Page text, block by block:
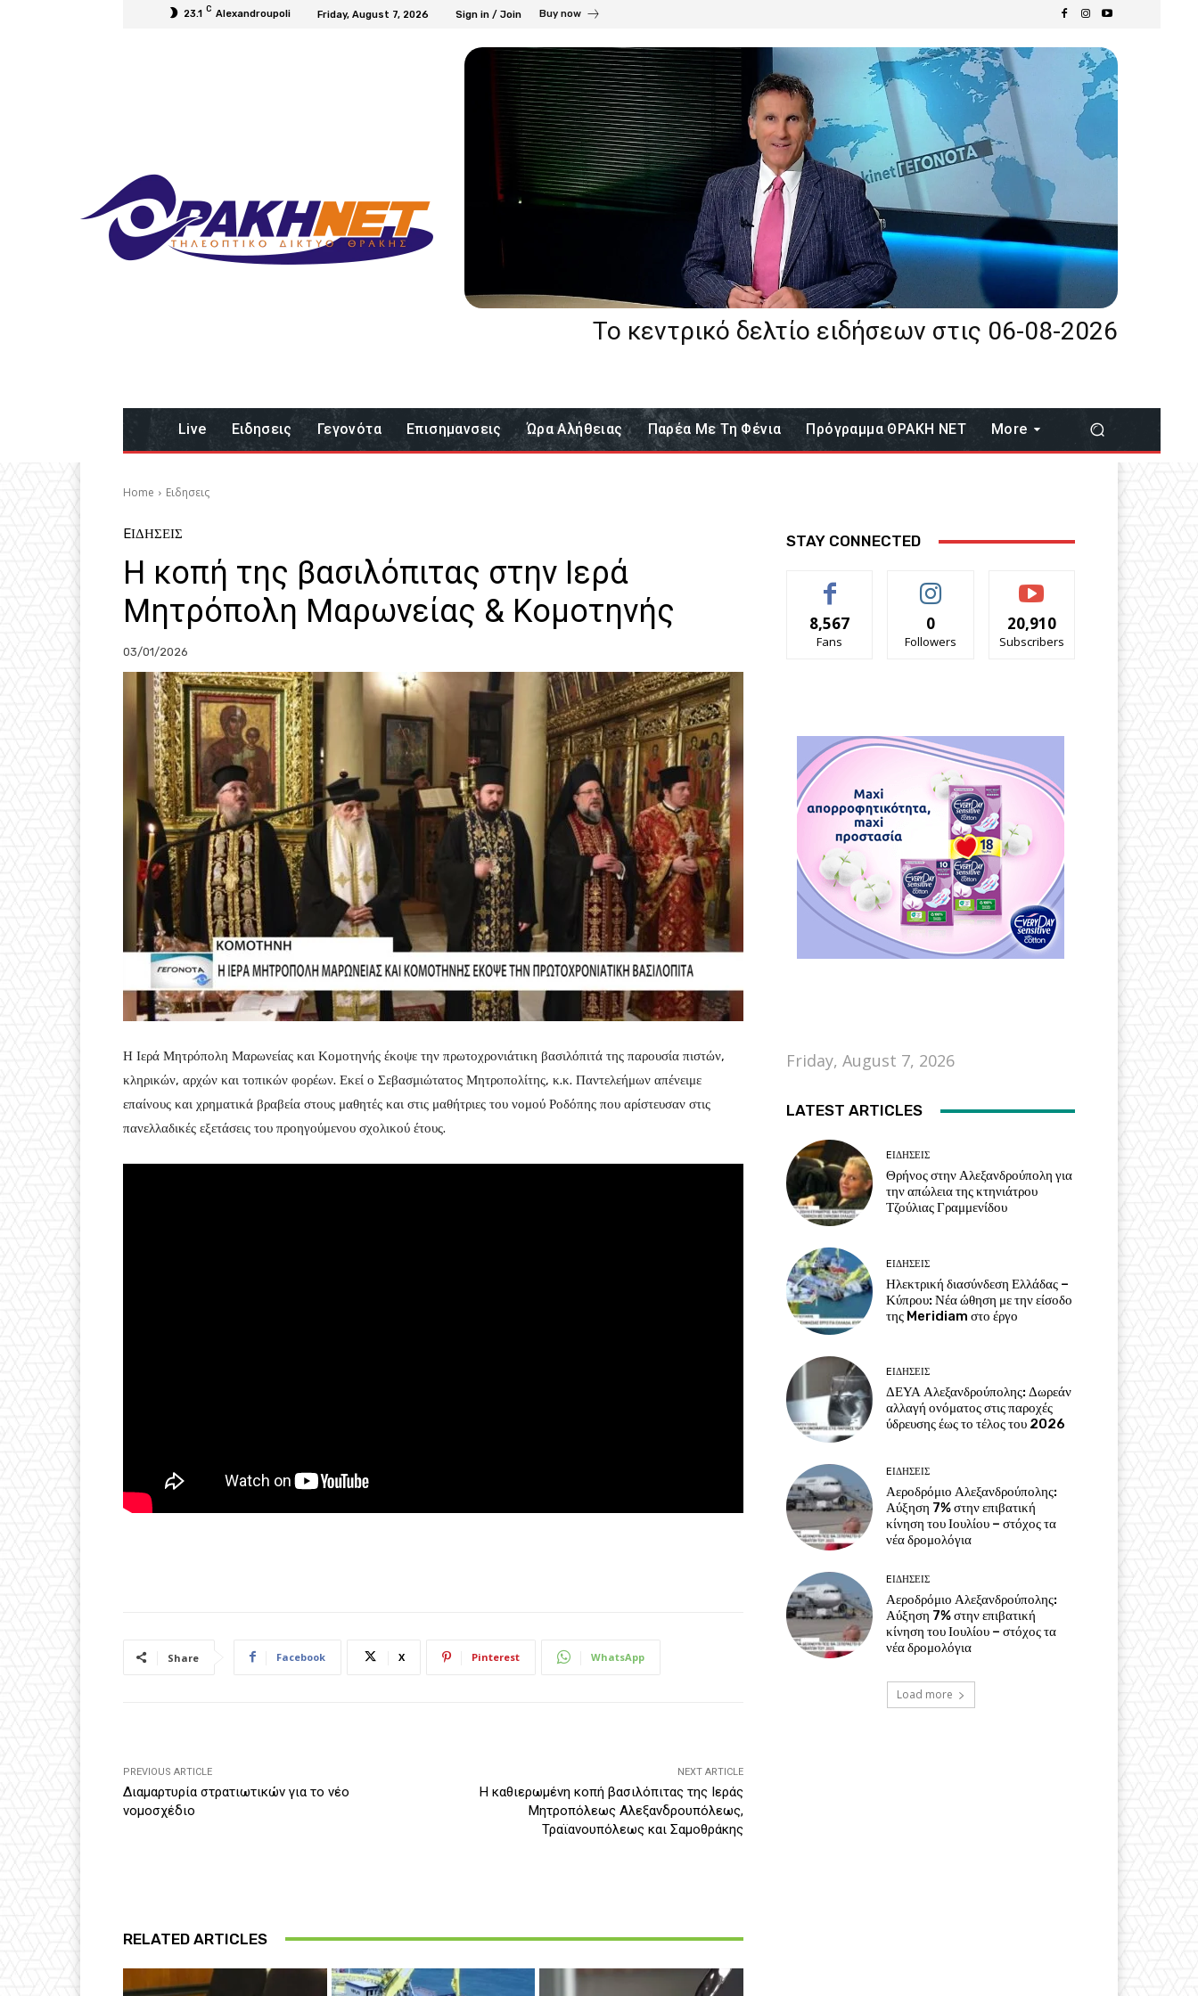
23.1 C Alexandroupoli Friday, August 7, 2026 Sign in / Join Buy now
Το κεντρικό δελτίο ειδήσεων στις 06-08-2026
Live Eιδησεις Γεγονότα Επισημανσεις Ώρα Αλήθειας Παρέα Με Τη Φένια Πρόγραμμα ΘΡΑΚΗ ΝΕΤ More
Home Eιδησεις
EΙΔΗΣΕΙΣ
Η κοπή της βασιλόπιτας στην Ιερά
Μητρόπολη Μαρωνείας & Κομοτηνής
03/01/2026
Η Ιερά Μητρόπολη Μαρωνείας και Κομοτηνής έκοψε την πρωτοχρονιάτικη βασιλόπιτά της παρουσία πιστών,
κληρικών, αρχών και τοπικών φορέων. Εκεί ο Σεβασμιώτατος Μητροπολίτης, κ.κ. Παντελεήμων απένειμε
επαίνους και χρηματικά βραβεία στους μαθητές και στις μαθήτριες του νομού Ροδόπης που αρίστευσαν στις
πανελλαδικές εξετάσεις του προηγούμενου σχολικού έτους.
Share Facebook X Pinterest WhatsApp
PREVIOUS ARTICLE
Διαμαρτυρία στρατιωτικών για το νέο
νομοσχέδιο
NEXT ARTICLE
Η καθιερωμένη κοπή βασιλόπιτας της Ιεράς
Μητροπόλεως Αλεξανδρουπόλεως,
Τραϊανουπόλεως και Σαμοθράκης
RELATED ARTICLES
STAY CONNECTED
8,567
Fans
0
Followers
20,910
Subscribers
Friday, August 7, 2026
LATEST ARTICLES
EΙΔΗΣΕΙΣ
Θρήνος στην Αλεξανδρούπολη για
την απώλεια της κτηνιάτρου
Τζούλιας Γραμμενίδου
EΙΔΗΣΕΙΣ
Ηλεκτρική διασύνδεση Ελλάδας –
Κύπρου: Νέα ώθηση με την είσοδο
της Meridiam στο έργο
EΙΔΗΣΕΙΣ
ΔΕΥΑ Αλεξανδρούπολης: Δωρεάν
αλλαγή ονόματος στις παροχές
ύδρευσης έως το τέλος του 2026
EΙΔΗΣΕΙΣ
Αεροδρόμιο Αλεξανδρούπολης:
Αύξηση 7% στην επιβατική
κίνηση του Ιουλίου – στόχος τα
νέα δρομολόγια
EΙΔΗΣΕΙΣ
Αεροδρόμιο Αλεξανδρούπολης:
Αύξηση 7% στην επιβατική
κίνηση του Ιουλίου – στόχος τα
νέα δρομολόγια
Load more